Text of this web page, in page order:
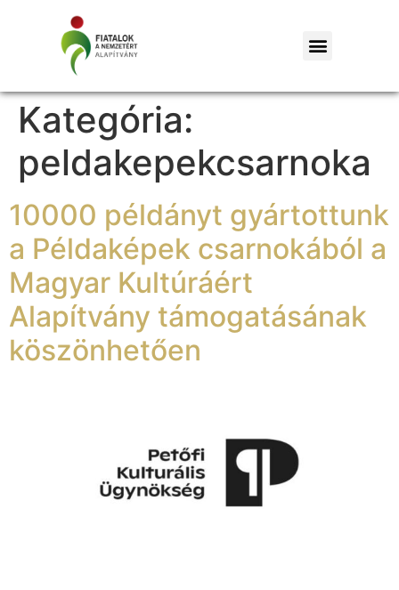
Kategória:
peldakepekcsarnoka
10000 példányt gyártottunk
a Példaképek csarnokából a
Magyar Kultúráért
Alapítvány támogatásának
köszönhetően